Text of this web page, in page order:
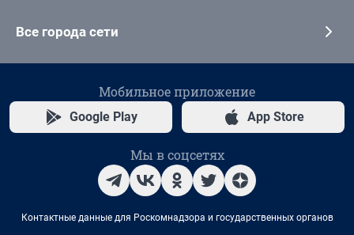
Все города сети
Мобильное приложение
Google Play App Store
Мы в соцсетях
Контактные данные для Роскомнадзора и государственных органов